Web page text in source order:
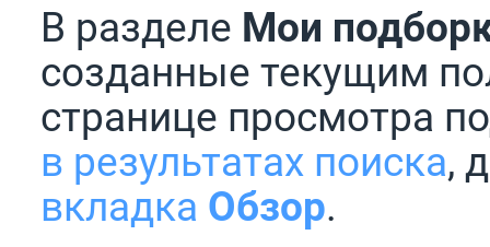
В разделе Мои
созданные текущим
странице просмотра
в результатах поиска,
вкладка Обзор.